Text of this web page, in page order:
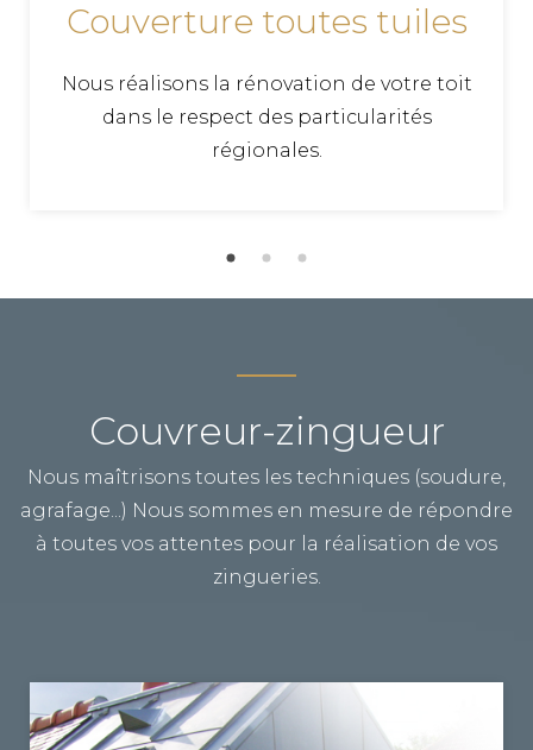
Couverture toutes tuiles
Nous réalisons la rénovation de votre toit
dans le respect des particularités
régionales.
Couvreur-zingueur
Nous maîtrisons toutes les techniques (soudure,
agrafage...) Nous sommes en mesure de répondre
à toutes vos attentes pour la réalisation de vos
zingueries.